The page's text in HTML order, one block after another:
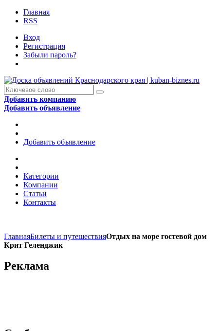
Главная
RSS
Вход
Регистрация
Забыли пароль?
Добавить компанию
Добавить объявление
Добавить объявление
Категории
Компании
Статьи
Контакты
ГлавнаяБилеты и путешествияОтдых на море гостевой дом
Крит Геленджик
Реклама